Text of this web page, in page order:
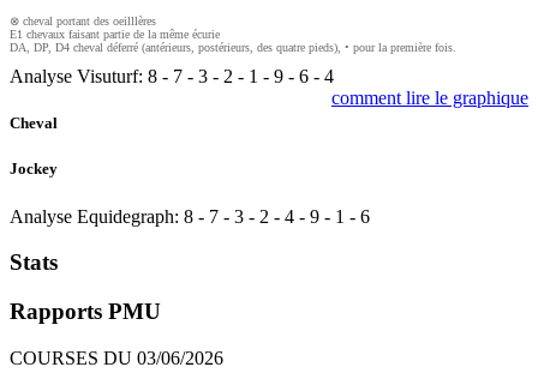
⊗ cheval portant des oeilllères
E1 chevaux faisant partie de la même écurie
DA, DP, D4 cheval déferré (antérieurs, postérieurs, des quatre pieds), • pour la première fois.
Analyse Visuturf: 8 - 7 - 3 - 2 - 1 - 9 - 6 - 4
comment lire le graphique
Cheval
Jockey
Analyse Equidegraph: 8 - 7 - 3 - 2 - 4 - 9 - 1 - 6
Stats
Rapports PMU
COURSES DU 03/06/2026